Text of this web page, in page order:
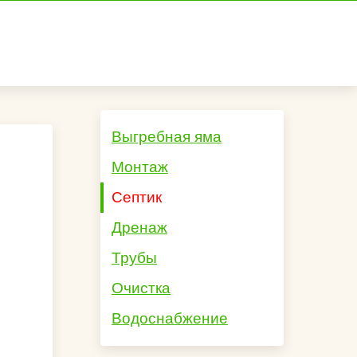
Выгребная яма
Монтаж
Септик
Дренаж
Трубы
Очистка
Водоснабжение